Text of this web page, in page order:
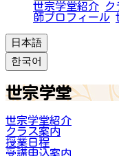
世宗学堂紹介 ク
師プロフィール
日本語
한국어
世宗学堂
世宗学堂紹介
クラス案内
授業日程
受講申込案内